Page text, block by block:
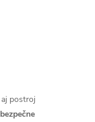
aj postroj
bezpečne